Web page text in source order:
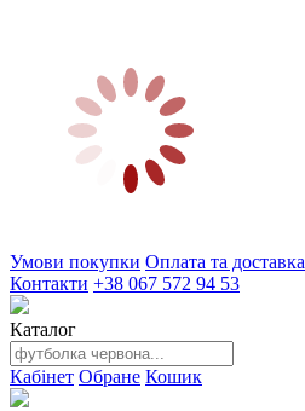
Умови покупки Оплата та доставка
Контакти +38 067 572 94 53
Каталог
Кабінет Обране Кошик